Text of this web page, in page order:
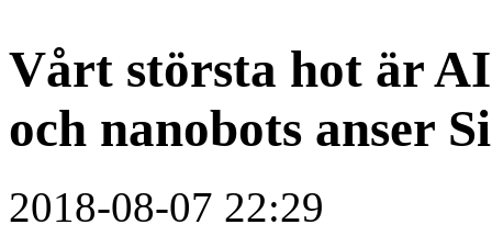
Vårt största hot är
och nanobots anser
2018-08-07 22:29